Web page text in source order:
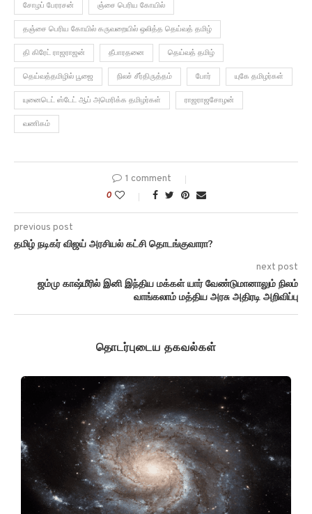
சோழப் பேரரசன் ஞ்சை பெரிய கோயில்
தஞ்சை பெரிய கோயில் கருவறையில் ஒலித்த தெய்வத் தமிழ்
தி கிரேட் ராஜராஜன் தீபாரதனை தெய்வத் தமிழ்
தெய்வத்தமிழில் பூஜை நிலச் சீர்திருத்தம் போர் யுகே தமிழர்கள்
யுனைடெட் ஸ்டேட் ஆப் அமெரிக்க தமிழர்கள் ராஜராஜசோழன்
வணிகம்
1 comment
0
previous post
தமிழ் நடிகர் விஜய் அரசியல் கட்சி தொடங்குவாரா?
next post
ஜம்மு காஷ்மீரில் இனி இந்திய மக்கள் யார் வேண்டுமானாலும் நிலம்
வாங்கலாம் மத்திய அரசு அதிரடி அறிவிப்பு
தொடர்புடைய தகவல்கள்